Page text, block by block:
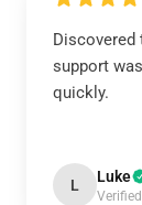
support
quickly.
L Luke